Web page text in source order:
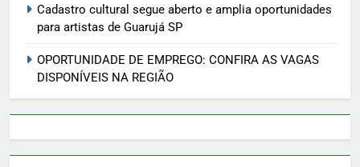
Cadastro cultural segue aberto e amplia oportunidades
para artistas de Guarujá SP
OPORTUNIDADE DE EMPREGO: CONFIRA AS VAGAS
DISPONÍVEIS NA REGIÃO